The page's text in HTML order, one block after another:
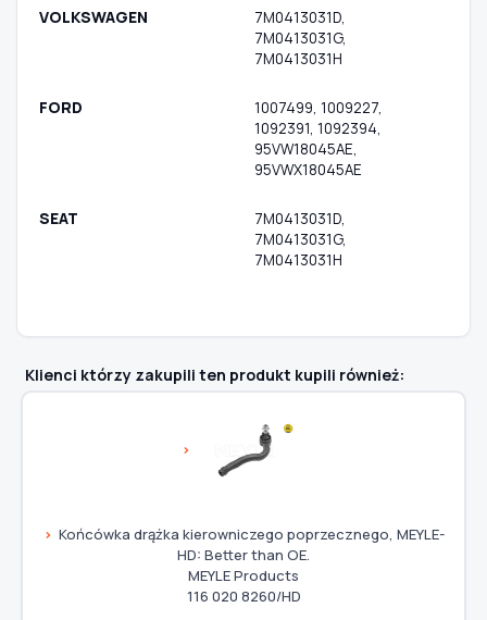
VOLKSWAGEN
7M0413031D,
7M0413031G,
7M0413031H
FORD
1007499, 1009227,
1092391, 1092394,
95VW18045AE,
95VWX18045AE
SEAT
7M0413031D,
7M0413031G,
7M0413031H
Klienci którzy zakupili ten produkt kupili również:
Końcówka drążka kierowniczego poprzecznego, MEYLE-
HD: Better than OE.
MEYLE Products
116 020 8260/HD